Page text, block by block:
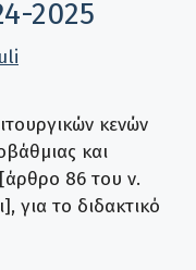
2025
κενών
και
86 του ν.
για το διδακτικό